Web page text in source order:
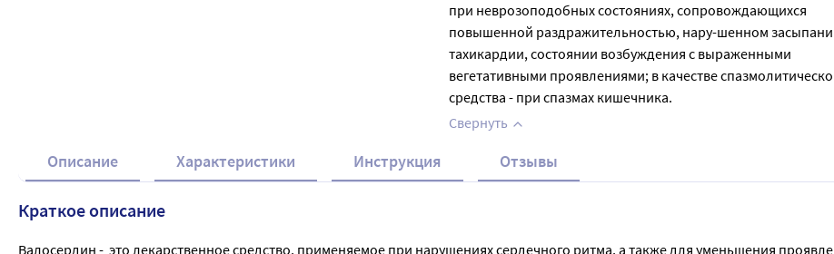
при неврозоподобных состояниях, сопровождающихся
повышенной раздражительностью, нару-шенном
тахикардии, состоянии возбуждения с выраженными
вегетативными проявлениями; в качестве
средства - при спазмах кишечника.
Свернуть
Описание Характеристики Инструкция Отзывы
Краткое описание
Валосердин -  это лекарственное средство, применяемое при нарушениях сердечного ритма, а также для уменьшения